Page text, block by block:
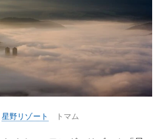
星野リゾート トマム